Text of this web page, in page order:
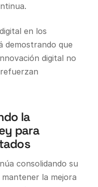
en los
demostrando que
digital no
la
para
consolidando su
la mejora